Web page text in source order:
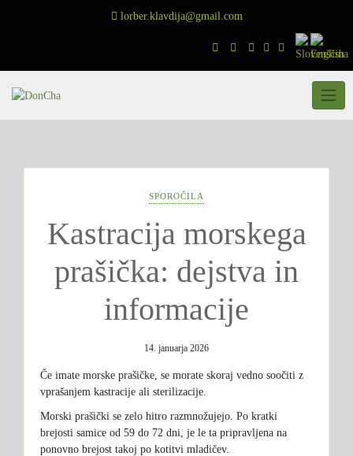
lorber.klavdija@gmail.com
SPOROČILA
Kastracija morskega
prašička: dejstva in
informacije
14. januarja 2026
Če imate morske prašičke, se morate skoraj vedno soočiti z
vprašanjem kastracije ali sterilizacije.
Morski prašički se zelo hitro razmnožujejo. Po kratki
brejosti samice od 59 do 72 dni, je le ta pripravljena na
ponovno brejost takoj po kotitvi mladičev.